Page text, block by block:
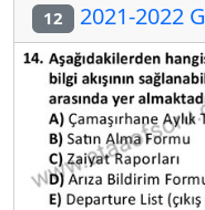
12 2021-2022